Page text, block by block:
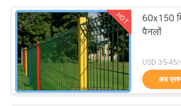
एक
उद्धरण
का
अनुरोध
करेंतार मेष मशीन
HOT
60x150
पैनलों
USD 35-
अब